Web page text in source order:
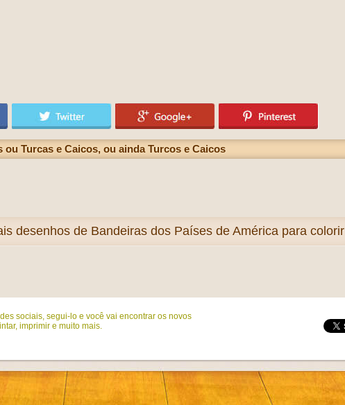
Turcas e Caicos, ou ainda Turcos e Caicos
desenhos de Bandeiras dos Países de América para colorir
sociais, segui-lo e você vai encontrar os novos
imprimir e muito mais.